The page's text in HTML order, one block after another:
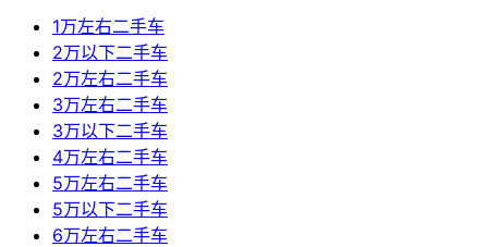
1万左右二手车
2万以下二手车
2万左右二手车
3万左右二手车
3万以下二手车
4万左右二手车
5万左右二手车
5万以下二手车
6万左右二手车